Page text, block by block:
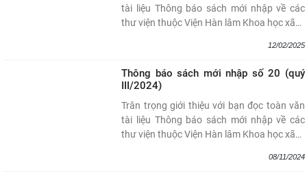
tài liệu Thông báo sách mới nhập về các
thư viện thuộc Viện Hàn lâm Khoa học xã…
12/02/2025
Thông báo sách mới nhập số 20 (quý
III/2024)
Trân trọng giới thiệu với bạn đọc toàn văn
tài liệu Thông báo sách mới nhập về các
thư viện thuộc Viện Hàn lâm Khoa học xã…
08/11/2024